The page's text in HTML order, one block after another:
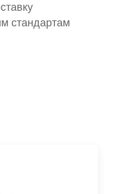
стандартам